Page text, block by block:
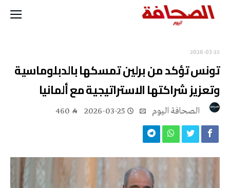
2026-03-25
تونس تؤكد من برلين تمسكها بالدبلوماسية
وتعزيز شراكتها الاستراتيجية مع ألمانيا
2026-03-25
460